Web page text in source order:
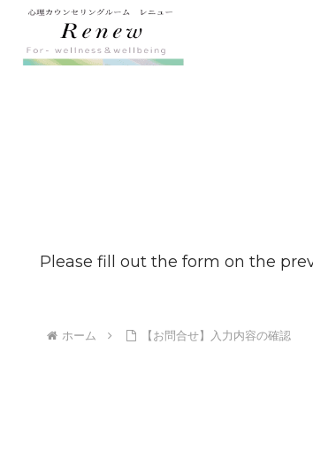
Please fill out the form on the
ホーム 【お問合せ】入力内容の確認